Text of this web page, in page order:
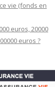
vie (fonds en
euros, 20000
euros ?